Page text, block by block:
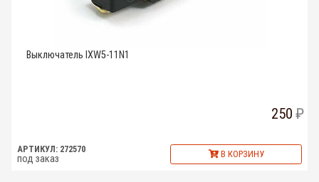
Выключатель lXW5-11N1
250
АРТИКУЛ: 272570
под заказ В КОРЗИНУ